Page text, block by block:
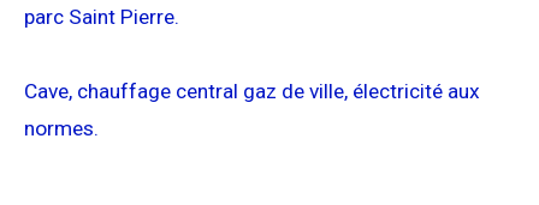
parc Saint Pierre.
Cave, chauffage central gaz de ville, électricité aux
normes.